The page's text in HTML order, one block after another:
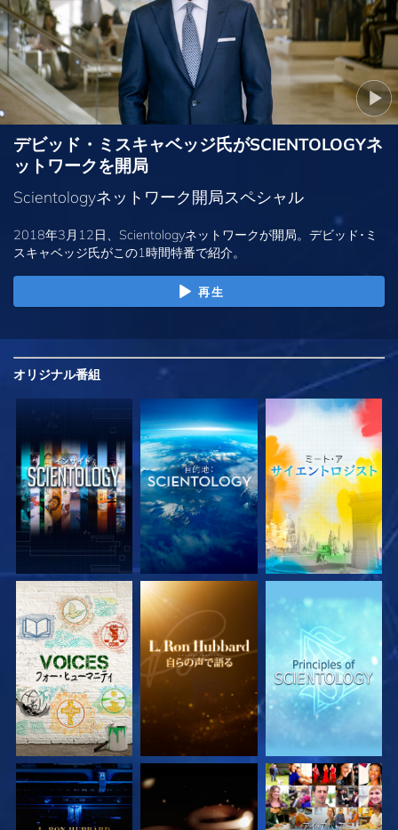
デビッド・ミスキャベッジ氏がSCIENTOLOGYネ
ットワークを開局
Scientologyネットワーク開局スペシャル
2018年3月12日、Scientologyネットワークが開局。デビッド･ミ
スキャベッジ氏がこの1時間特番で紹介。
再生
オリジナル番組
シリーズを探求 シリーズを探求 シリーズを探求
シリーズを探求 シリーズを探求 観る